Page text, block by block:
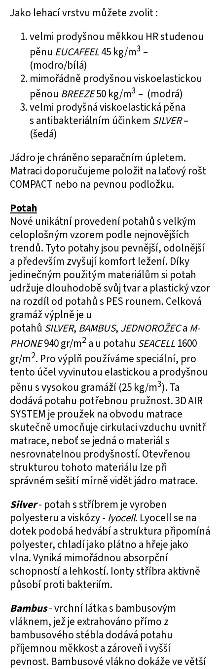
Jako lehací vrstvu můžete zvolit :
velmi prodyšnou měkkou HR studenou
pěnu EUCAFEEL45 kg/m3 –
(modro/bílá)
mimořádně prodyšnou viskoelastickou
pěnou BREEZE50 kg/m3 – (modrá)
velmi prodyšnáviskoelastická pěna
s antibakteriálním účinkem SILVER–
(šedá)
Jádro je chráněno separačním úpletem.
Matraci doporučujeme položit na laťový rošt
COMPACT nebo na pevnou podložku.
Potah
Nové unikátní provedení potahů s velkým
celoplošným vzorem podle nejnovějších
trendů. Tyto potahy jsou pevnější, odolnější
a především zvyšují komfort ležení. Díky
jedinečným použitým materiálům si potah
udržuje dlouhodobě svůj tvar a plastický vzor
na rozdíl od potahů s PES rounem. Celková
gramáž výplně je u
potahů SILVER, BAMBUS, JEDNOROŽECa M-
PHONE940 gr/m2 a u potahu SEACELL 1600
gr/m2. Pro výplň používáme speciální, pro
tento účel vyvinutou elastickou a prodyšnou
pěnu s vysokou gramáží (25 kg/m3). Ta
dodává potahu potřebnou pružnost. 3D AIR
SYSTEM je proužek na obvodu matrace
skutečně umocňuje cirkulaci vzduchu uvnitř
matrace, neboť se jedná o materiál s
nesrovnatelnou prodyšností. Otevřenou
strukturou tohoto materiálu lze při
správném sešití mírně vidět jádro matrace.
Silver- potah s stříbrem je vyroben
polyesteru a viskózy - lyocell. Lyocell se na
dotek podobá hedvábí a struktura připomíná
polyester, chladí jako plátno a hřeje jako
vlna. Vyniká mimořádnou absorpční
schopností a lehkostí. Ionty stříbra aktivně
působí proti bakteriím.
Bambus- vrchní látka s bambusovým
vláknem, jež je extrahováno přímo z
bambusového stébla dodává potahu
příjemnou měkkost a zároveň i vyšší
pevnost. Bambusové vlákno dokáže ve větší